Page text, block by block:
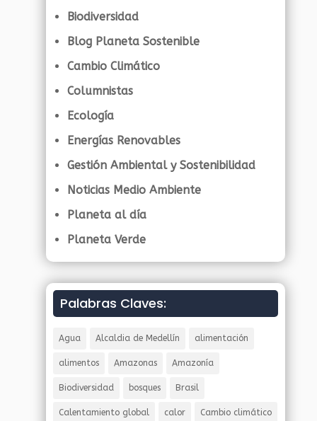
Biodiversidad
Blog Planeta Sostenible
Cambio Climático
Columnistas
Ecología
Energías Renovables
Gestión Ambiental y Sostenibilidad
Noticias Medio Ambiente
Planeta al día
Planeta Verde
Palabras Claves:
Agua Alcaldia de Medellín alimentación
alimentos Amazonas Amazonía
Biodiversidad bosques Brasil
Calentamiento global calor Cambio climático